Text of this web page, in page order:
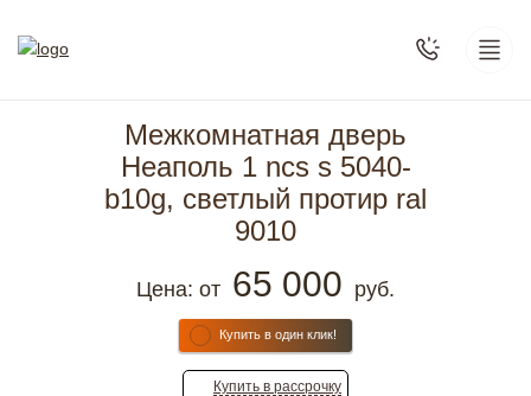
Межкомнатная дверь
Неаполь 1 ncs s 5040-
b10g, светлый протир ral
9010
Цена: от 65 000 руб.
Купить в один клик!
Купить в рассрочку